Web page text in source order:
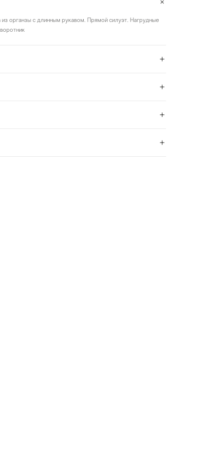
из органзы с длинным рукавом. Прямой силуэт. Нагрудные